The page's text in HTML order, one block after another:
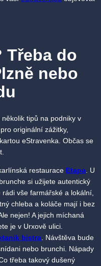
Třeba do
nebo
tipů na podniky v
originální zážitky,
eStravenka. Občas se
restaurace Etapa . U
si užijete autentický
vše farmářské a lokální,
chleba a koláče mají i bez
nejen! A jejich míchaná
je v Urxově ulici.
bistra . Návštěva bude
nebo brunchi. Nápady
třeba takový dušený